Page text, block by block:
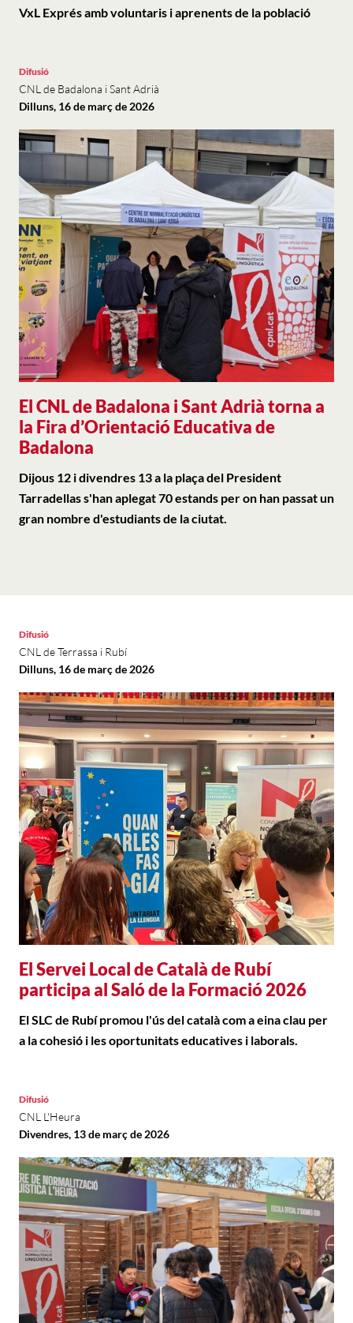
VxL Exprés amb voluntaris i aprenents de la població
El CNL de Badalona i Sant Adrià torna a
la Fira d’Orientació Educativa de
Badalona
Difusió
CNL de Badalona i Sant Adrià
Dilluns, 16 de març de 2026
Dijous 12 i divendres 13 a la plaça del President
Tarradellas s'han aplegat 70 estands per on han passat un
gran nombre d'estudiants de la ciutat.
El Servei Local de Català de Rubí
participa al Saló de la Formació 2026
Difusió
CNL de Terrassa i Rubí
Dilluns, 16 de març de 2026
El SLC de Rubí promou l'ús del català com a eina clau per
a la cohesió i les oportunitats educatives i laborals.
Difusió
CNL L'Heura
Divendres, 13 de març de 2026